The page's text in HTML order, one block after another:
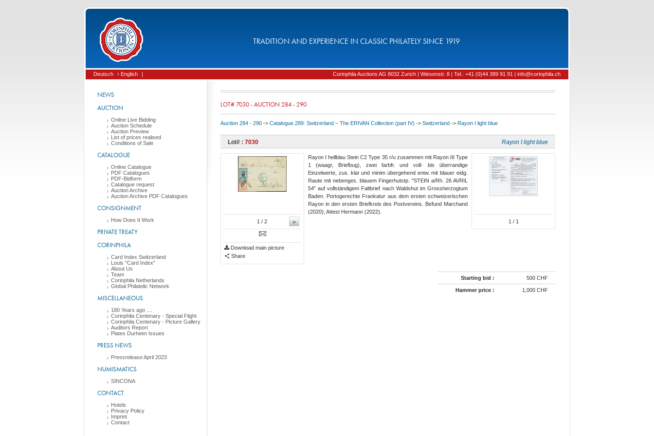
TRADITION AND EXPERIENCE IN CLASSIC PHILATELY SINCE 1919
Deutsch › English | Corinphila Auctions AG 8032 Zurich | Wiesenstr. 8 | Tel.: +41 (0)44 389 91 91 | info@corinphila.ch
NEWS
AUCTION
Online Live Bidding
Auction Schedule
Auction Preview
List of prices realised
Conditions of Sale
CATALOGUE
Online Catalogue
PDF Catalogues
PDF-Bidform
Catalogue request
Auction Archive
Auction Archive PDF Catalogues
CONSIGNMENT
How Does It Work
PRIVATE TREATY
CORINPHILA
Card Index Switzerland
Louis "Card Index"
About Us
Team
Corinphila Netherlands
Global Philatelic Network
MISCELLANEOUS
180 Years ago ....
Corinphila Centenary - Special Flight
Corinphila Centenary - Picture Gallery
Auditors Report
Plates Durheim Issues
PRESS NEWS
Pressrelease April 2023
NUMISMATICS
SINCONA
CONTACT
Hotels
Privacy Policy
Imprint
Contact
LOT# 7030 - AUCTION 284 - 290
Auction 284 - 290 -> Catalogue 289: Switzerland – The ERIVAN Collection (part IV) -> Switzerland -> Rayon I light blue
Lot# : 7030 Rayon I light blue
»
1 / 2
Download main picture
Share
1 / 1
Rayon I hellblau Stein C2 Type 35 r/u zusammen mit Rayon III Type
1 (waagr, Briefbug), zwei farbfr. und voll- bis überrandige
Einzelwerte, zus. klar und minim übergehend entw. mit blauer eidg.
Raute mit nebenges. blauem Fingerhutstp. "STEIN a/Rh. 26 AVRIL
54" auf vollständigem Faltbrief nach Waldshut im Grossherzogtum
Baden. Portogerechte Frankatur aus dem ersten schweizerischen
Rayon in den ersten Briefkreis des Postvereins. Befund Marchand
(2020); Attest Hermann (2022).
Starting bid : 500 CHF
Hammer price : 1,000 CHF